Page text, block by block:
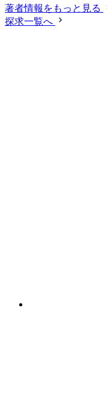
著者情報をもっと見る
探求一覧へ